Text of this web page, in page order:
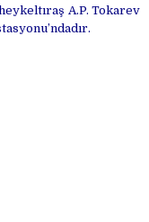
A.P. Tokarev